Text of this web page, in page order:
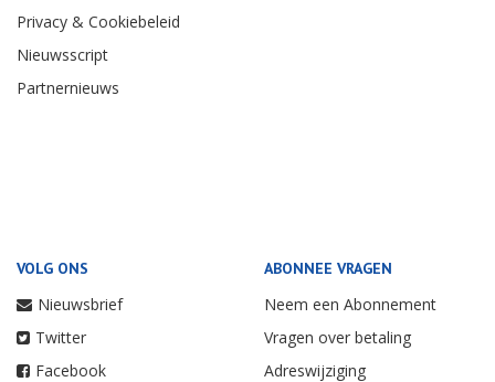
Privacy & Cookiebeleid
Nieuwsscript
Partnernieuws
VOLG ONS
Nieuwsbrief
Twitter
Facebook
ABONNEE VRAGEN
Neem een Abonnement
Vragen over betaling
Adreswijziging